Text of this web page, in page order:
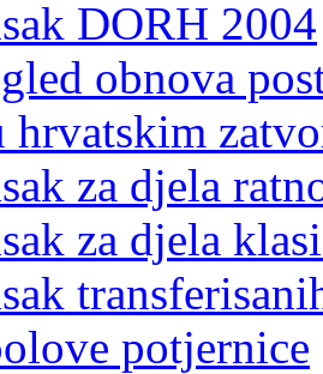
DORH 2004
obnova
hrvatskim
za djela
za djela
potjernice